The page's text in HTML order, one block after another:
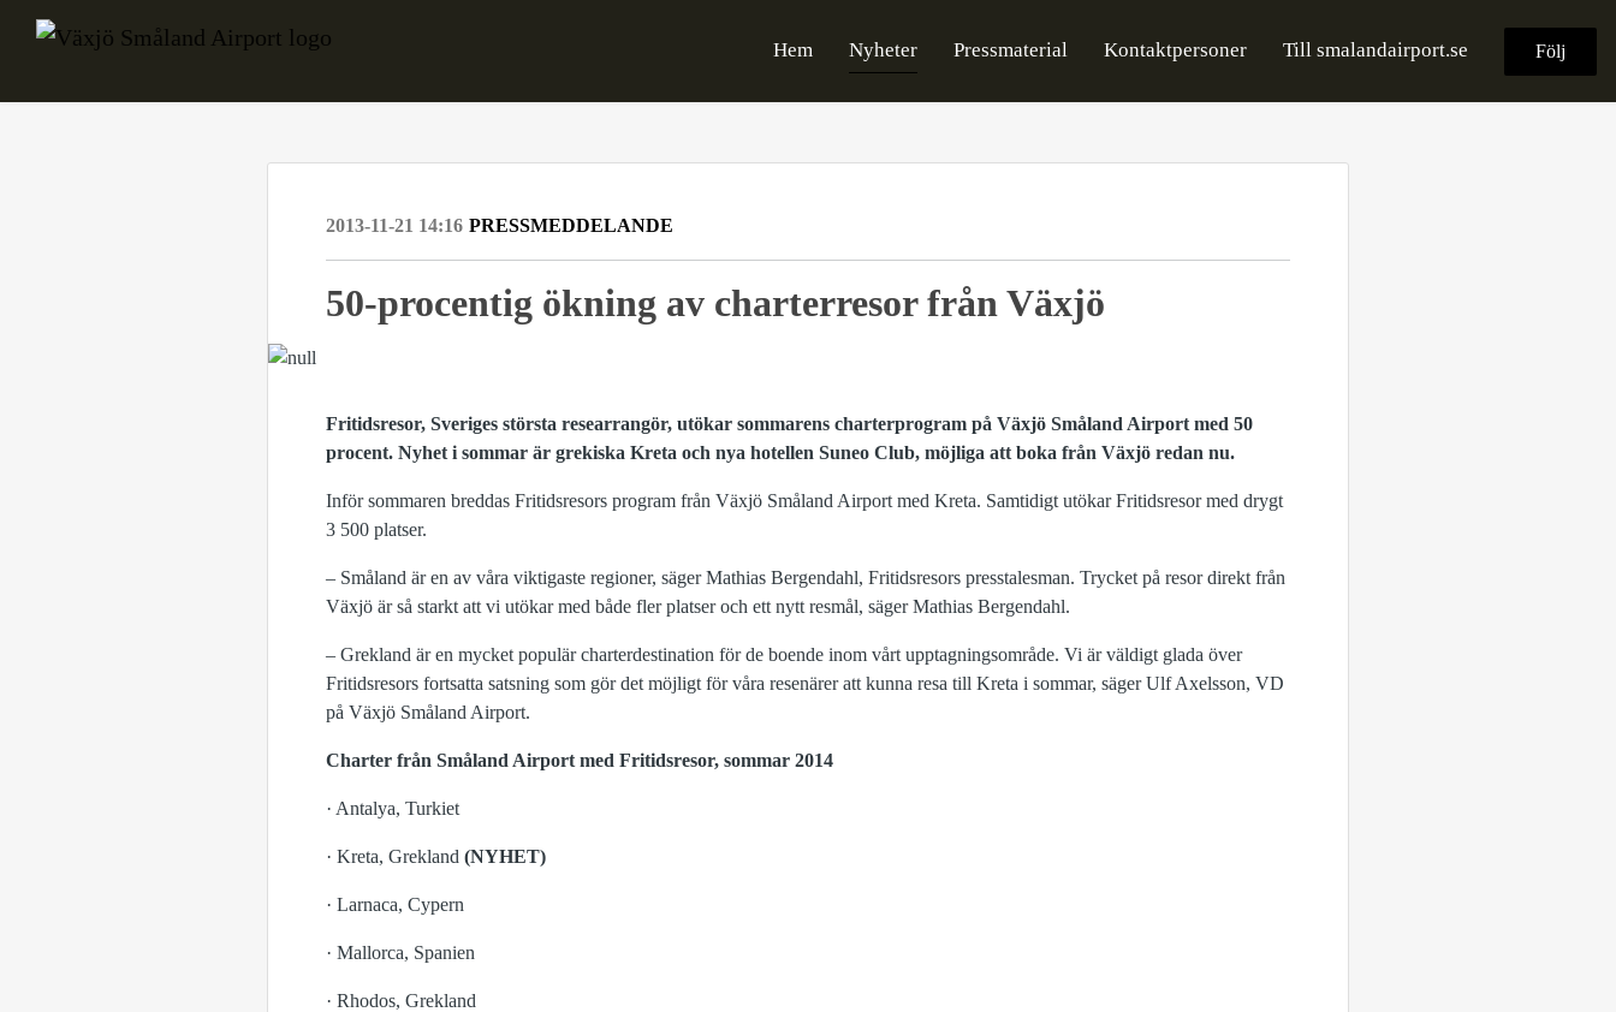
Hem Nyheter Pressmaterial Kontaktpersoner Till smalandairport.se Följ
2013-11-21 14:16 PRESSMEDDELANDE
50-procentig ökning av charterresor från Växjö
Fritidsresor, Sveriges största researrangör, utökar sommarens charterprogram på Växjö Småland Airport med 50
procent. Nyhet i sommar är grekiska Kreta och nya hotellen Suneo Club, möjliga att boka från Växjö redan nu.
Inför sommaren breddas Fritidsresors program från Växjö Småland Airport med Kreta. Samtidigt utökar Fritidsresor med drygt
3 500 platser.
– Småland är en av våra viktigaste regioner, säger Mathias Bergendahl, Fritidsresors presstalesman. Trycket på resor direkt från
Växjö är så starkt att vi utökar med både fler platser och ett nytt resmål, säger Mathias Bergendahl.
– Grekland är en mycket populär charterdestination för de boende inom vårt upptagningsområde. Vi är väldigt glada över
Fritidsresors fortsatta satsning som gör det möjligt för våra resenärer att kunna resa till Kreta i sommar, säger Ulf Axelsson, VD
på Växjö Småland Airport.
Charter från Småland Airport med Fritidsresor, sommar 2014
· Antalya, Turkiet
· Kreta, Grekland (NYHET)
· Larnaca, Cypern
· Mallorca, Spanien
· Rhodos, Grekland